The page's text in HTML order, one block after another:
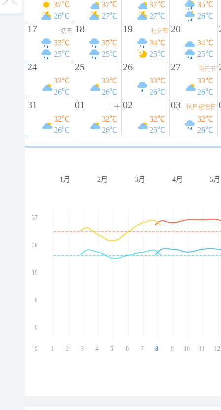
37℃
26℃
37℃
27℃
37℃
27℃
35℃
26℃
17 初五
33℃
25℃
18
35℃
25℃
19 七夕节
34℃
25℃
20
34℃
25℃
24
33℃
26℃
25
33℃
26℃
26
33℃
26℃
27 中元节
33℃
26℃
31
32℃
26℃
01 二十
32℃
26℃
02
32℃
25℃
03 抗日纪念日
32℃
26℃
1月 2月 3月 4月 5月
37
28
19
9
0
1 2 3 4 5 6 7 8 9 10 11 12
℃